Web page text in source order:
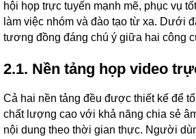
hội họp trực tuyến mạnh mẽ, phục vụ
làm việc nhóm và đào tạo từ xa. Dưới
tương đồng đáng chú ý giữa hai công
2.1. Nền tảng họp video
Cả hai nền tảng đều được thiết kế để
chất lượng cao với khả năng chia sẻ
nội dung theo thời gian thực. Người